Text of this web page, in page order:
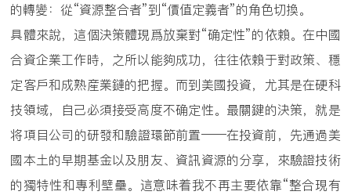
的轉變：從“資源整合者”到“價值定義者”的角色切換。
具體來說，這個決策體現爲放棄對“确定性”的依賴。在中國
合資企業工作時，之所以能夠成功，往往依賴于對政策、穩
定客戶和成熟産業鏈的把握。而到美國投資，尤其是在硬科
技領域，自己必須接受高度不确定性。最關鍵的決策，就是
将項目公司的研發和驗證環節前置——在投資前，先通過美
國本土的早期基金以及朋友、資訊資源的分享，來驗證技術
的獨特性和專利壁壘。這意味着我不再主要依靠“整合現有